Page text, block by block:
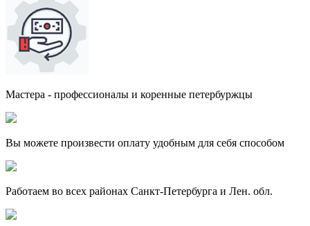
Мастера - профессионалы и коренные петербуржцы
Вы можете произвести оплату удобным для себя способом
Работаем во всех районах Санкт-Петербурга и Лен. обл.